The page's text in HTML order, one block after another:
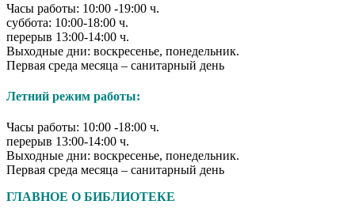
Часы работы: 10:00 -19:00 ч.
суббота: 10:00-18:00 ч.
перерыв 13:00-14:00 ч.
Выходные дни: воскресенье, понедельник.
Первая среда месяца – санитарный день
Летний режим работы:
Часы работы: 10:00 -18:00 ч.
перерыв 13:00-14:00 ч.
Выходные дни: воскресенье, понедельник.
Первая среда месяца – санитарный день
ГЛАВНОЕ О БИБЛИОТЕКЕ